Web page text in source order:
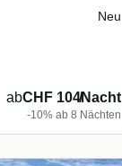
Neu
abCHF 104/Nacht
-10% ab 8 Nächten